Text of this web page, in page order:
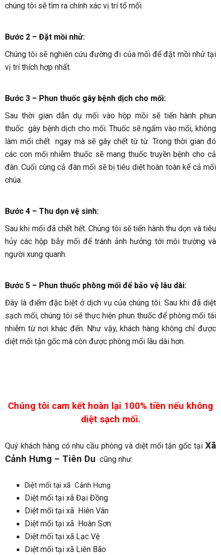
chúng tôi sẽ tìm ra chính xác vị trí tổ mối.
Bước 2 – Đặt mồi nhử:
Chúng tôi sẽ nghiên cứu đường đi của mối để đặt mồi nhử tại
vị trí thích hợp nhất.
Bước 3 – Phun thuốc gây bệnh dịch cho mối:
Sau thời gian dẫn dụ mối vào hộp mồi sẽ tiến hành phun
thuốc gây bệnh dịch cho mối. Thuốc sẽ ngấm vào mối, không
làm mối chết ngay mà sẽ gây chết từ từ. Trong thời gian đó
các con mối nhiễm thuốc sẽ mang thuốc truyền bệnh cho cả
đàn. Cuối cùng cả đàn mối sẽ bị tiêu diệt hoàn toàn kể cả mối
chúa.
Bước 4 – Thu dọn vệ sinh:
Sau khi mối đã chết hết. Chúng tôi sẽ tiến hành thu dọn và tiêu
hủy các hộp bẫy mối để tránh ảnh hưởng tới môi trường và
người xung quanh.
Bước 5 – Phun thuốc phòng mối để bảo vệ lâu dài:
Đây là điểm đặc biệt ở dịch vụ của chúng tôi. Sau khi đã diệt
sạch mối, chúng tôi sẽ thực hiện phun thuốc để phòng mối tái
nhiễm từ nơi khác đến. Như vậy, khách hàng không chỉ được
diệt mối tận gốc mà còn được phòng mối lâu dài hơn.
Chúng tôi cam kết hoàn lại 100% tiền nếu không
diệt sạch mối.
Quý khách hàng có nhu cầu phòng và diệt mối tận gốc tại Xã
Cảnh Hưng – Tiên Du cũng như:
Diệt mối tại xã Cảnh Hưng
Diệt mối tại xã Đại Đồng
Diệt mối tại xã Hiên Vân
Diệt mối tại xã Hoàn Sơn
Diệt mối tại xã Lạc Vệ
Diệt mối tại xã Liên Bão